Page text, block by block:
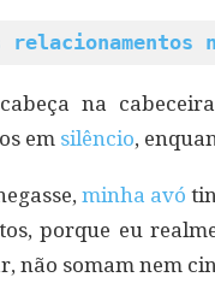
relacionamentos
na
em silêncio,
minha avó
porque eu
não somam nem